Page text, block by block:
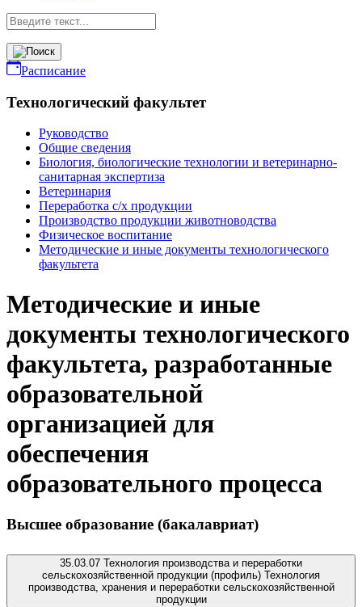
Расписание
Технологический факультет
Руководство
Общие сведения
Биология, биологические технологии и ветеринарно-
санитарная экспертиза
Ветеринария
Переработка с/х продукции
Производство продукции животноводства
Физическое воспитание
Методические и иные документы технологического
факультета
Методические и иные
документы технологического
факультета, разработанные
образовательной
организацией для
обеспечения
образовательного процесса
Высшее образование (бакалавриат)
35.03.07 Технология производства и переработки
сельскохозяйственной продукции (профиль) Технология
производства, хранения и переработки сельскохозяйственной
продукции